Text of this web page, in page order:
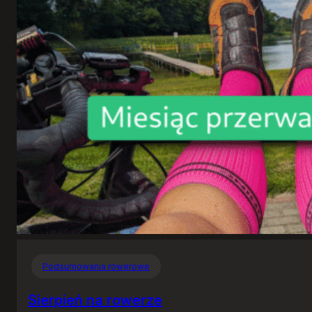
Podsumowania rowerowe
Sierpień na rowerze